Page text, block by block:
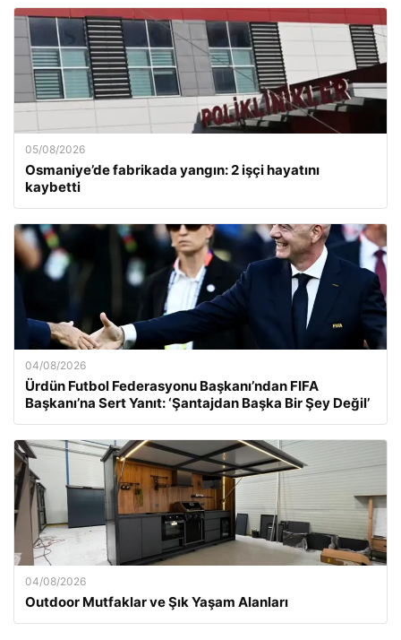
05/08/2026
Osmaniye’de fabrikada yangın: 2 işçi hayatını
kaybetti
04/08/2026
Ürdün Futbol Federasyonu Başkanı’ndan FIFA
Başkanı’na Sert Yanıt: ‘Şantajdan Başka Bir Şey Değil’
04/08/2026
Outdoor Mutfaklar ve Şık Yaşam Alanları